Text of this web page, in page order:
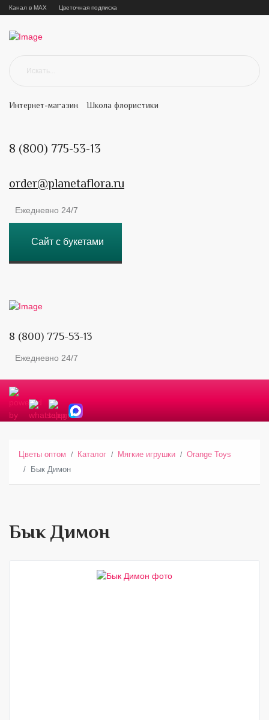
Канал в MAX Цветочная подписка
Интернет-магазин Школа флористики
8 (800) 775-53-13
order@planetaflora.ru
Ежедневно 24/7
Сайт с букетами
8 (800) 775-53-13
Ежедневно 24/7
Цветы оптом Каталог Мягкие игрушки
Orange Toys
Бык Димон
Бык Димон